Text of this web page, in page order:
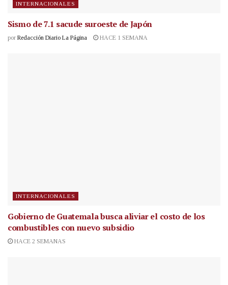
INTERNACIONALES
Sismo de 7.1 sacude suroeste de Japón
por Redacción Diario La Página HACE 1 SEMANA
INTERNACIONALES
Gobierno de Guatemala busca aliviar el costo de los
combustibles con nuevo subsidio
HACE 2 SEMANAS